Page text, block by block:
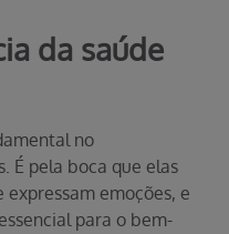
da saúde
no
É pela boca que elas
emoções, e
para o bem-